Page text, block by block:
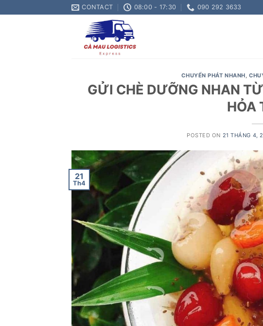
to
CONTACT 08:00 - 17:30 090 292 3633
CHUYỂN PHÁT NHANH,
GỬI CHÈ DƯỠNG NHAN
HỎA
POSTED ON 21 THÁNG 4,
21
Th4